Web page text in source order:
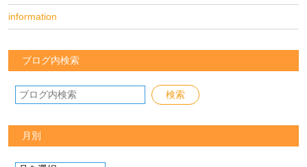
information
ブログ内検索
月別